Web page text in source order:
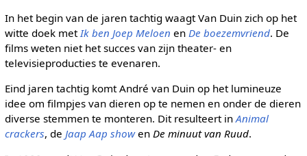
In het begin van de jaren tachtig waagt Van Duin zich op het
witte doek metIk ben Joep Meloen en De boezemvriend. De
films weten niet het succes van zijn theater- en
televisieproducties te evenaren.
Eind jaren tachtig komt André van Duin op het lumineuze
idee om filmpjes van dieren op te nemen en onder de dieren
diverse stemmen te monteren. Dit resulteert inAnimal
crackers, de Jaap Aap showen De minuut van Ruud.